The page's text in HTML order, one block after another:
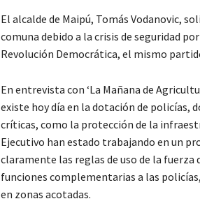
El alcalde de Maipú, Tomás Vodanovic,
comuna debido a la crisis de seguridad
Revolución Democrática, el mismo
En entrevista con ‘La Mañana de
existe hoy día en la dotación de policías,
críticas, como la protección de la
Ejecutivo han estado trabajando en un
claramente las reglas de uso de la
funciones complementarias a las
en zonas acotadas.